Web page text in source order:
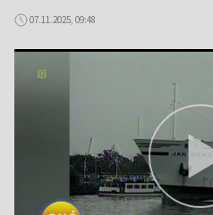
07.11.2025, 09:48